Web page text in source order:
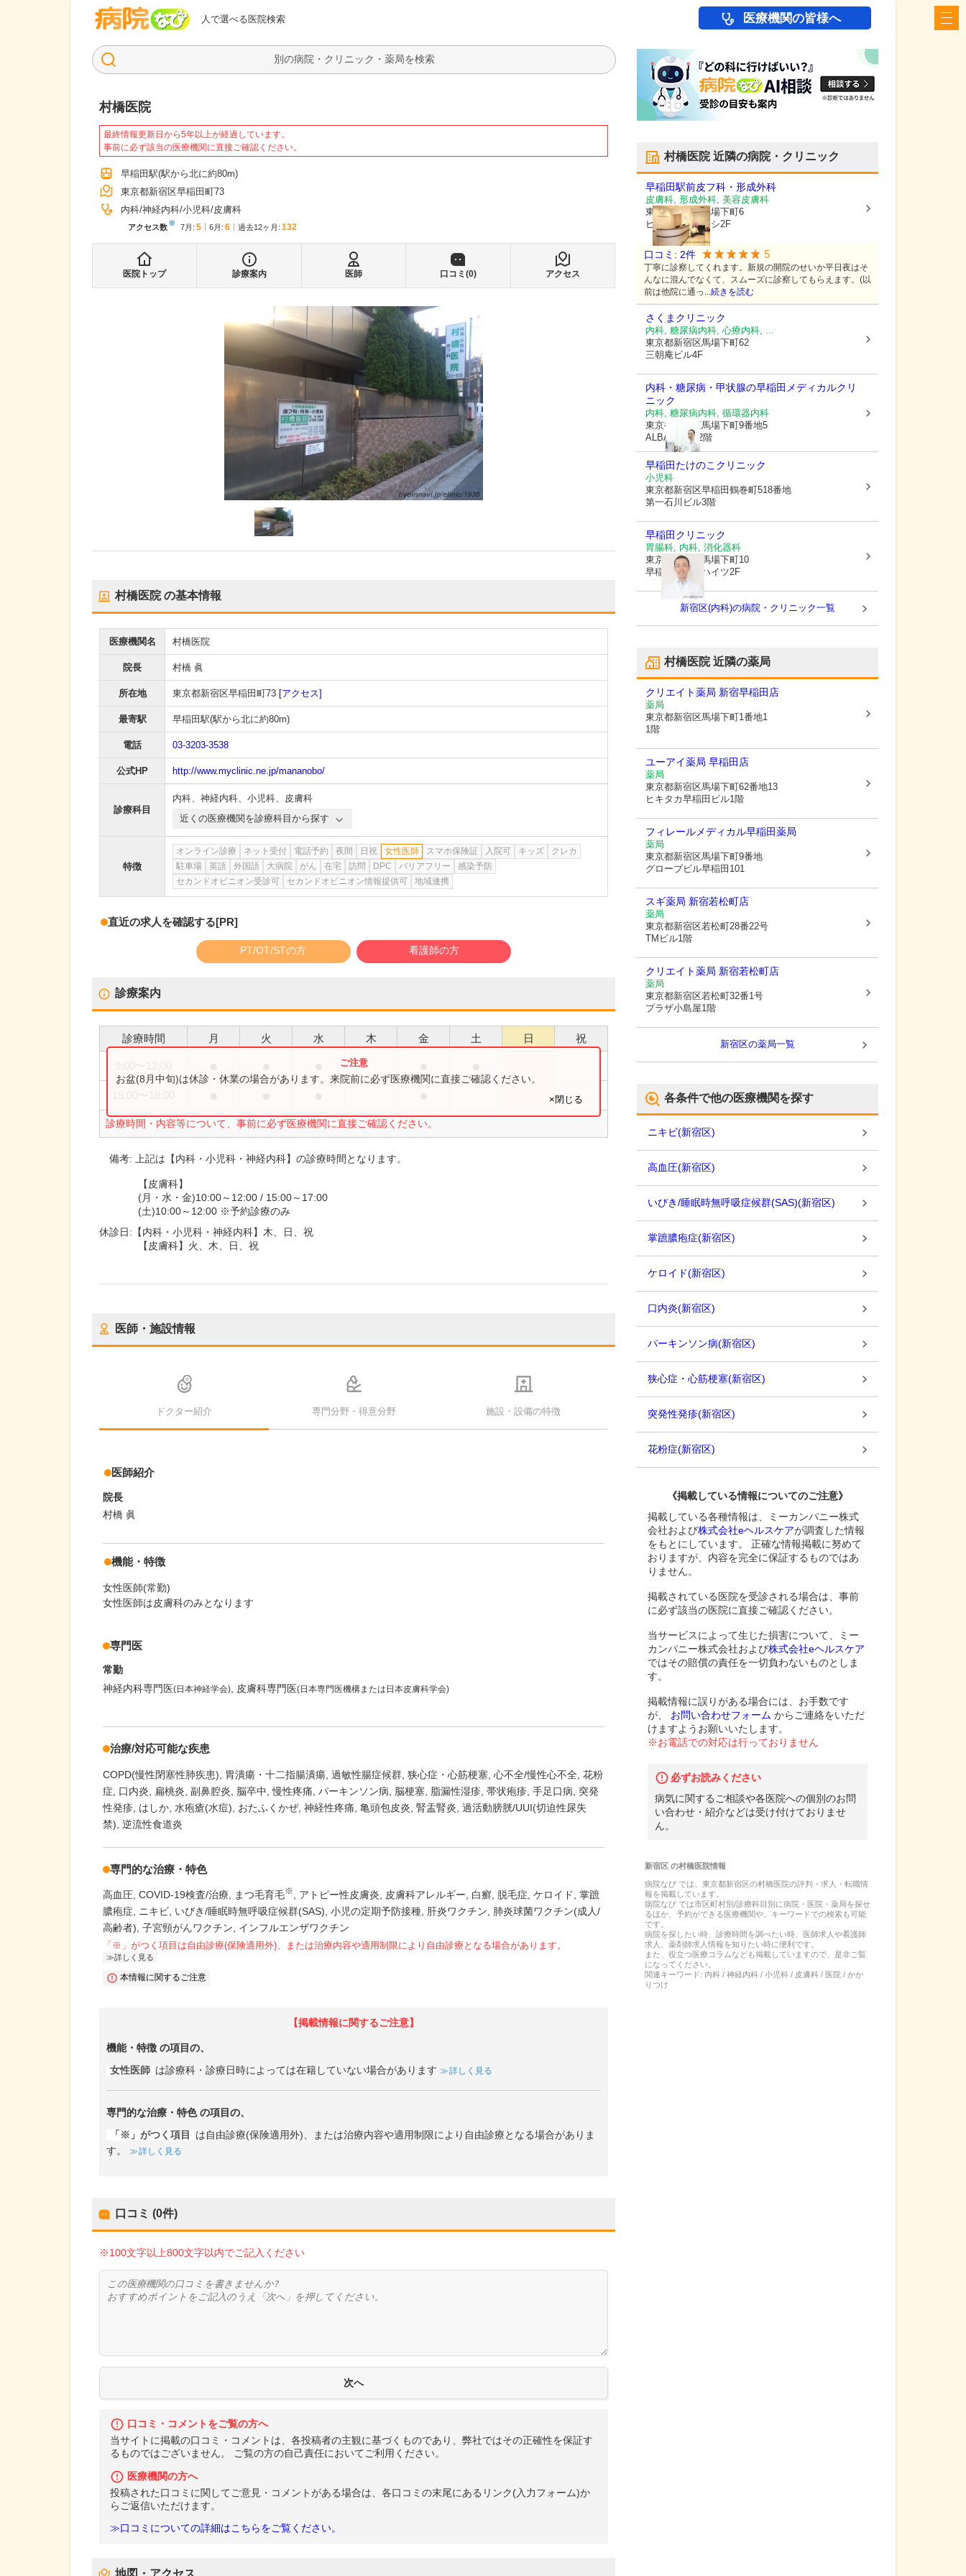
人で選べる医院検索
病院なび 医療機関の皆様へ
検索
村橋医院
最終情報更新日から5年以上が経過しています。
事前に必ず該当の医療機関に直接ご確認ください。
早稲田駅(駅から北に約80m)
東京都新宿区早稲田町73
内科 神経内科 小児科 皮膚科
アクセス数※ 7月 : 5 6月 : 6 過去12ヶ月: 132
医院トップ 診療案内 医師 口コミ(0) アクセス
村橋医院の基本情報
医療機関名 村橋医院
院長 村橋 眞
所在地 東京都新宿区早稲田町73 [アクセス]
最寄駅 早稲田駅(駅から北に約80m)
電話 03-3203-3538
公式HP http://www.myclinic.ne.jp/mananobo/
診療科目
内科、 神経内科、 小児科、 皮膚科
近くの医療機関を診療科目から探す
特徴
オンライン診療 ネット受付 電話予約 夜間 日祝 女性医師 スマホ保険証 入院可 キッズ
クレカ
駐車場
英語 外国語 大病院 がん 在宅 訪問 DPC バリアフリー
感染予防
セカンドオピニオン受診可
セカンドオピニオン情報提供可 地域連携
直近の求人を確認する[PR]
PT/OT/STの方 看護師の方
診療案内
診療時間 月 火 水 木 金 土 日 祝
診療時間・内容等について、事前に必ず医療機関に直接ご確認ください。
お盆(8月中旬)は休診・休業の場合があります。来院前に必ず医療機関に直接ご確認ください。
×閉じる
備考: 上記は【内科・小児科・神経内科】の診療時間となります。
【皮膚科】
(月・水・金)10:00～12:00 / 15:00～17:00
(土)10:00～12:00 ※予約診療のみ
休診日: 【内科・小児科・神経内科】木、日、祝
【皮膚科】火、木、日、祝
医師・施設情報
ドクター紹介 専門分野・得意分野 施設・設備の特徴
医師紹介
院長
村橋 眞
機能・特徴
女性医師(常勤)
女性医師は皮膚科のみとなります
専門医
常勤
神経内科専門医(日本神経学会) 皮膚科専門医(日本専門医機構または日本皮膚科学会)
治療/対応可能な疾患
COPD(慢性閉塞性肺疾患) 胃潰瘍・十二指腸潰瘍 過敏性腸症候群 狭心症・心筋梗塞 心不全/慢性心不全 花粉
症
口内炎 扁桃炎 副鼻腔炎 脳卒中 慢性疼痛 パーキンソン病 脳梗塞 脂漏性湿疹 帯状疱疹 手足口病
突発
性発疹 はしか 水疱瘡(水痘) おたふくかぜ 神経性疼痛 亀頭包皮炎 腎盂腎炎 過活動膀胱/UUI(切迫性尿失
禁) 逆流性食道炎
専門的な治療・特色
高血圧 COVID-19検査/治療 まつ毛育毛※ アトピー性皮膚炎 皮膚科アレルギー 白癬 脱毛症 ケロイド
掌蹠
膿疱症
ニキビ いびき/睡眠時無呼吸症候群(SAS) 小児の定期予防接種 肝炎ワクチン
肺炎球菌ワクチン(成人/
高齢者) 子宮頸がんワクチン インフルエンザワクチン
「※」がつく項目は自由診療(保険適用外)、または治療内容や適用制限により自由診療となる場合があります。
詳しく見る
本情報に関するご注意
【掲載情報に関するご注意】
機能・特徴 の項目の、
女性医師 は診療科・診療日時によっては在籍していない場合があります 詳しく見る
専門的な治療・特色の項目の、
「※」がつく項目
は自由診療(保険適用外)、または治療内容や適用制限により自由診療となる場合がありま
す。
詳しく見る
口コミ (0件)
※100文字以上800文字以内でご記入ください
口コミ・コメントをご覧の方へ
当サイトに掲載の口コミ・コメントは、各投稿者の主観に基づくものであり、弊社ではその正確性を保証す
るものではございません。 ご覧の方の自己責任においてご利用ください。
医療機関の方へ
投稿された口コミに関してご意見・コメントがある場合は、各口コミの末尾にあるリンク(入力フォーム)か
らご返信いただけます。
≫口コミについての詳細はこちらをご覧ください。
村橋医院近隣の病院・クリニック
早稲田駅前皮フ科・形成外科
皮膚科, 形成外科, 美容皮膚科
東京都新宿区馬場下町6
ビューロタカハシ2F
口コミ: 2件 5
丁寧に診察してくれます。新規の開院のせいか平日夜はそ
んなに混んでなくて、スムーズに診察してもらえます。(以
前は他院に通っ...続きを読む
さくまクリニック
内科, 糖尿病内科, 心療内科, ...
東京都新宿区馬場下町62
三朝庵ビル4F
内科・糖尿病・甲状腺の早稲田メディカルクリ
ニック
内科, 糖尿病内科, 循環器内科
東京都新宿区馬場下町9番地5
ALBA早稲田2階
早稲田たけのこクリニック
小児科
東京都新宿区早稲田鶴巻町518番地
第一石川ビル3階
早稲田クリニック
胃腸科, 内科, 消化器科
東京都新宿区
馬場下町10
早稲田レストハイツ2F
新宿区(内科)の病院・クリニック一覧
村橋医院近隣の薬局
クリエイト薬局 新宿早稲田店
薬局
東京都新宿区馬場下町1番地1
1階
ユーアイ薬局 早稲田店
薬局
東京都新宿区馬場下町62番地13
ヒキタカ早稲田ビル1階
フィレールメディカル早稲田薬局
薬局
東京都新宿区馬場下町9番地
グローブビル早稲田101
スギ薬局 新宿若松町店
薬局
東京都新宿区若松町28番22号
TMビル1階
クリエイト薬局 新宿若松町店
薬局
東京都新宿区若松町32番1号
プラザ小島屋1階
新宿区の薬局一覧
各条件で他の医療機関を探す
ニキビ(新宿区)
高血圧(新宿区)
いびき/睡眠時無呼吸症候群(SAS)(新宿区)
掌蹠膿疱症(新宿区)
ケロイド(新宿区)
口内炎(新宿区)
パーキンソン病(新宿区)
狭心症・心筋梗塞(新宿区)
突発性発疹(新宿区)
花粉症(新宿区)
《掲載している情報についてのご注意》
掲載している各種情報は、ミーカンパニー株式
会社および株式会社eヘルスケアが調査した情報
をもとにしています。 正確な情報掲載に努めて
おりますが、内容を完全に保証するものではあ
りません。
掲載されている医院を受診される場合は、事前
に必ず該当の医院に直接ご確認ください。
当サービスによって生じた損害について、ミー
カンパニー株式会社および株式会社eヘルスケア
ではその賠償の責任を一切負わないものとしま
す。
掲載情報に誤りがある場合には、お手数です
が、
お問い合わせフォーム からご連絡をいただ
けますようお願いいたします。
※お電話での対応は行っておりません
必ずお読みください
病気に関するご相談や各医院への個別のお問
い合わせ・紹介などは受け付けておりませ
ん。
新宿区の村橋医院情報
病院なび では、 東京都新宿区の村橋医院の評判・求人・転職情
報を掲載しています。
病院なび では市区町村別/診療科目別に病院・医院・薬局を探せ
るほか、予約ができる医療機関や、キーワードでの検索も可能
です。
病院を探したい時、診療時間を調べたい時、医師求人や看護師
求人、薬剤師求人情報を知りたい時に便利です。
また、役立つ医療コラムなども掲載していますので、是非ご覧
になってください。
関連キーワード: 内科 / 神経内科 / 小児科 / 皮膚科 / 医院 / かか
りつけ